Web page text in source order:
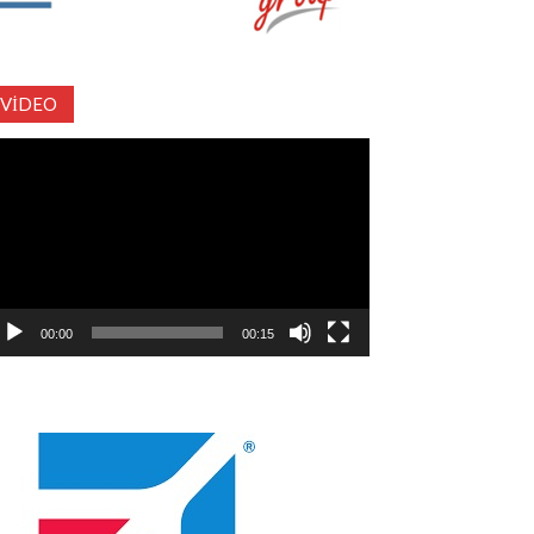
VIDEO
00:00 00:15